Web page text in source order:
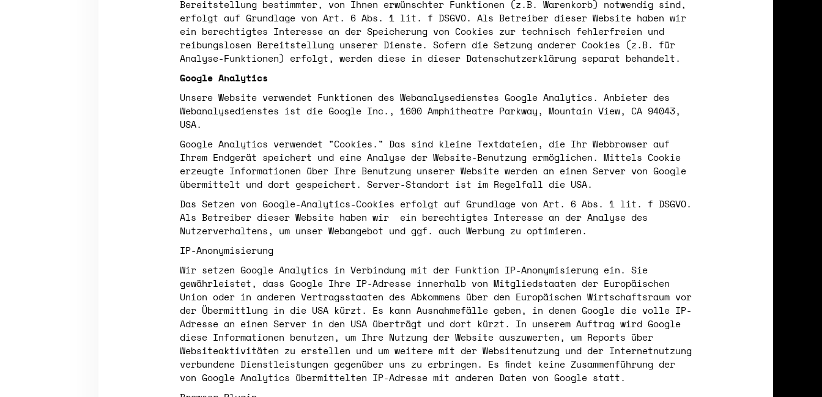
Bereitstellung bestimmter, von Ihnen erwünschter Funktionen (z.B. Warenkorb) notwendig sind,
erfolgt auf Grundlage von Art. 6 Abs. 1 lit. f DSGVO. Als Betreiber dieser Website haben wir
ein berechtigtes Interesse an der Speicherung von Cookies zur technisch fehlerfreien und
reibungslosen Bereitstellung unserer Dienste. Sofern die Setzung anderer Cookies (z.B. für
Analyse-Funktionen) erfolgt, werden diese in dieser Datenschutzerklärung separat behandelt.
Google Analytics
Unsere Website verwendet Funktionen des Webanalysedienstes Google Analytics. Anbieter des
Webanalysedienstes ist die Google Inc., 1600 Amphitheatre Parkway, Mountain View, CA 94043,
USA.
Google Analytics verwendet "Cookies." Das sind kleine Textdateien, die Ihr Webbrowser auf
Ihrem Endgerät speichert und eine Analyse der Website-Benutzung ermöglichen. Mittels Cookie
erzeugte Informationen über Ihre Benutzung unserer Website werden an einen Server von Google
übermittelt und dort gespeichert. Server-Standort ist im Regelfall die USA.
Das Setzen von Google-Analytics-Cookies erfolgt auf Grundlage von Art. 6 Abs. 1 lit. f DSGVO.
Als Betreiber dieser Website haben wir ein berechtigtes Interesse an der Analyse des
Nutzerverhaltens, um unser Webangebot und ggf. auch Werbung zu optimieren.
IP-Anonymisierung
Wir setzen Google Analytics in Verbindung mit der Funktion IP-Anonymisierung ein. Sie
gewährleistet, dass Google Ihre IP-Adresse innerhalb von Mitgliedstaaten der Europäischen
Union oder in anderen Vertragsstaaten des Abkommens über den Europäischen Wirtschaftsraum vor
der Übermittlung in die USA kürzt. Es kann Ausnahmefälle geben, in denen Google die volle IP-
Adresse an einen Server in den USA überträgt und dort kürzt. In unserem Auftrag wird Google
diese Informationen benutzen, um Ihre Nutzung der Website auszuwerten, um Reports über
Websiteaktivitäten zu erstellen und um weitere mit der Websitenutzung und der Internetnutzung
verbundene Dienstleistungen gegenüber uns zu erbringen. Es findet keine Zusammenführung der
von Google Analytics übermittelten IP-Adresse mit anderen Daten von Google statt.